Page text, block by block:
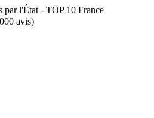
par l'État - TOP 10 France
avis)